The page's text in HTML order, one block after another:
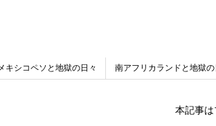
キシコペソと地獄の日々 南アフリカランドと地獄
本記事